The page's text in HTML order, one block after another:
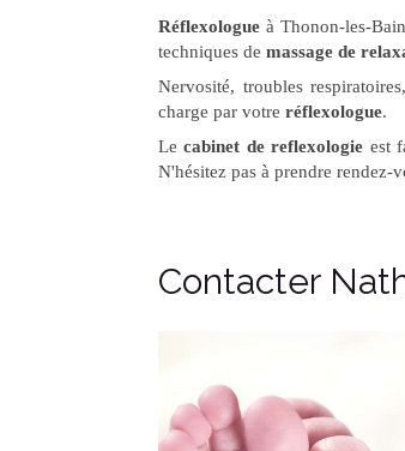
Réflexologue à Thonon-les-
techniques de massage de
Nervosité, troubles
charge par votre réflexologue.
Lecabinet de reflexologie est
N'hésitez pas à prendre rendez-
Contacter